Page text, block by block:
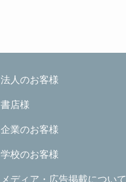
法人のお客様
書店様
企業のお客様
学校のお客様
メディア・広告掲載について